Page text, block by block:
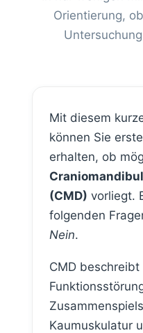
Orientierung,
Mit diesem
können Sie
erhalten, ob
(CMD) vorliegt.
folgenden
Nein.
CMD beschreibt
Kaumuskulatur